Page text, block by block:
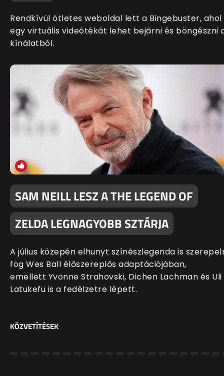
Rendkívül ötletes weboldal lett a Bingebuster, ahol
egy virtuális videótékát lehet bejárni és böngészni
kínálatból.
SAM NEILL LESZ A THE LEGEND OF
ZELDA LEGNAGYOBB SZTÁRJA
A július közepén elhunyt színészlegenda is
fog Wes Ball élőszereplős adaptációjában,
emellett Yvonne Strahovski, Dichen Lachman és Uli
Latukefu is a fedélzetre lépett.
KÖZVETÍTÉSEK